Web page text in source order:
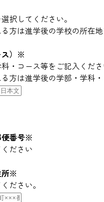
択してください。
方は進学後の学校の所在地
） ※
・コース等をご記入くださ
方は進学後の学部・学科・
番号※
ださい
※
ださい。